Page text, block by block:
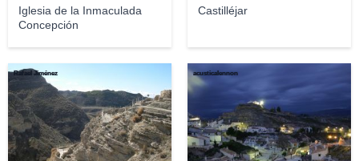
Iglesia de la Inmaculada
Concepción
Castilléjar
Rafael Jiménez acusticalennon